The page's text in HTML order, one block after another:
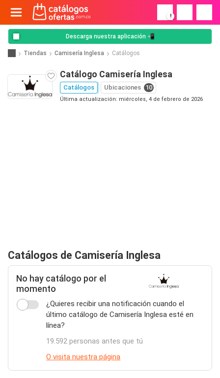
!
Descarga nuestra aplicación 📲
Tiendas Camisería Inglesa Catálogos
Catálogo Camisería Inglesa
Catálogos Ubicaciones 10
Última actualización: miércoles, 4 de febrero de 2026
Catálogos de Camisería Inglesa
No hay catálogo por el
momento
¿Quieres recibir una notificación cuando el
último catálogo de Camisería Inglesa esté en
línea?
19.592 personas antes que tú
O visita nuestra página